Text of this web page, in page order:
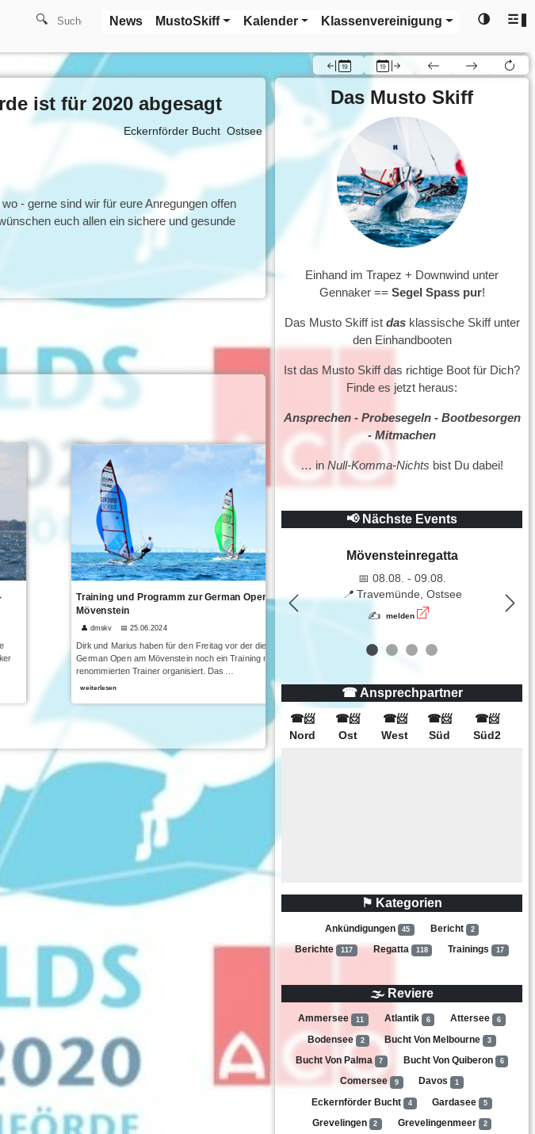
🔍 News MustoSkiff Kalender Klassenvereinigung 🌗 ☲❚
Das Musto Skiff
Einhand im Trapez + Downwind unter
Gennaker == Segel Spass pur!
Das Musto Skiff ist dasklassische Skiff unter
den Einhandbooten
Ist das Musto Skiff das richtige Boot für Dich?
Finde es jetzt heraus:
Ansprechen - Probesegeln - Bootbesorgen
- Mitmachen
… in Null-Komma-Nichts bist Du dabei!
📢 Nächste Events
Previous Next
Mövensteinregatta
📅 08.08. - 09.08.
📍 Travemünde, Ostsee
✍
melden
☎ Ansprechpartner
⚑ Kategorien
Ankündigungen 45 Bericht 2
Berichte 117 Regatta 118 Trainings 17
🌫 Reviere
Ammersee 11 Atlantik 6 Attersee 6
Bodensee 2 Bucht Von Melbourne 3
Bucht Von Palma 7 Bucht Von Quiberon 6
Comersee 9 Davos 1
Eckernförder Bucht 4 Gardasee 5
Grevelingen 2 Grevelingenmeer 2
ist für 2020 abgesagt
Eckernförder Bucht Ostsee
- gerne sind wir für eure Anregungen offen
euch allen ein sichere und gesunde
Training und Programm zur German Open am
Mövenstein
👤 dmskv 📅 25.06.2024
Dirk und Marius haben für den Freitag vor der diesjährigen
German Open am Mövenstein noch ein Training mit einem
renommierten Trainer organisiert. Das …
weiterlesen
Mövensteinregatta 2023 – 4
schwachen Winden
Bei der diesjährigen Sommerregatta auf
bei …
weiterlesen